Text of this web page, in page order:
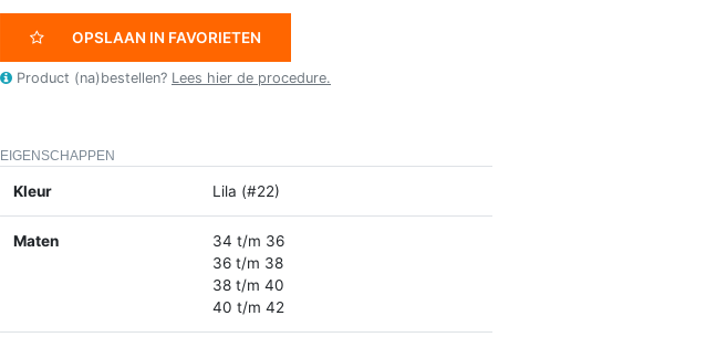
OPSLAAN IN FAVORIETEN
Product (na)bestellen? Lees hier de procedure.
EIGENSCHAPPEN
Kleur Lila (#22)
Maten
34 t/m 36
36 t/m 38
38 t/m 40
40 t/m 42